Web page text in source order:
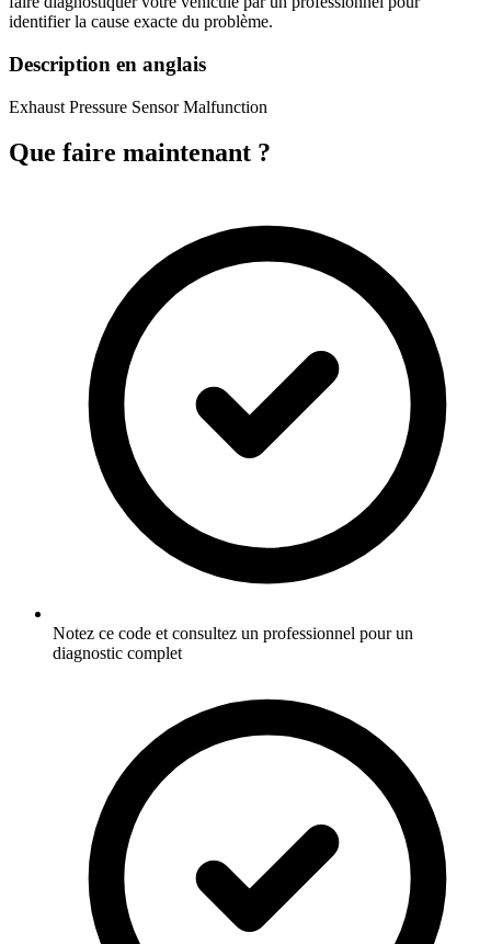
identifier la cause exacte du problème.
Description en anglais
Exhaust Pressure Sensor Malfunction
Que faire maintenant ?
Notez ce code et consultez un professionnel pour un
diagnostic complet